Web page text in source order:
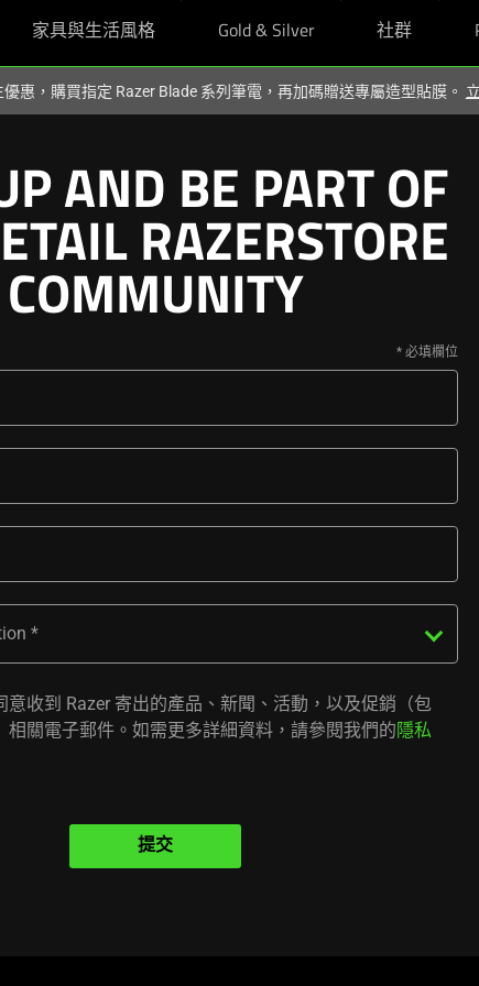
家具與生活風格 Gold & Silver 社群
惠，購買指定 Razer Blade 系列筆電，再加碼贈送專屬造型貼膜。
AND BE PART OF
RAZERSTORE
COMMUNITY
意收到 Razer 寄出的產品、新聞、活動，以及促銷（包
相關電子郵件。如需更多詳細資料，請參閱我們的隱私
提交